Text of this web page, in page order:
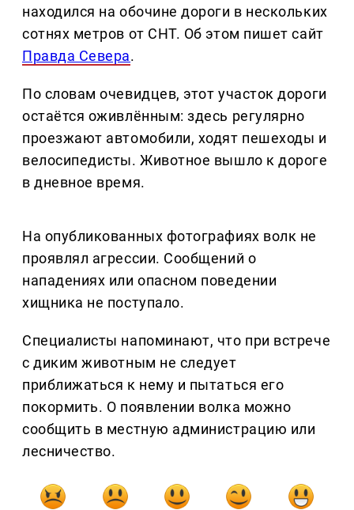
находился на обочине дороги в нескольких
сотнях метров от СНТ. Об этом пишет сайт
Правда Севера.
По словам очевидцев, этот участок дороги
остаётся оживлённым: здесь регулярно
проезжают автомобили, ходят пешеходы и
велосипедисты. Животное вышло к дороге
в дневное время.
На опубликованных фотографиях волк не
проявлял агрессии. Сообщений о
нападениях или опасном поведении
хищника не поступало.
Специалисты напоминают, что при встрече
с диким животным не следует
приближаться к нему и пытаться его
покормить. О появлении волка можно
сообщить в местную администрацию или
лесничество.